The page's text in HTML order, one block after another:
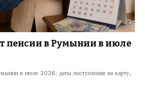
пенсии в Румынии в июле
в июле 2026: даты поступления на карту,